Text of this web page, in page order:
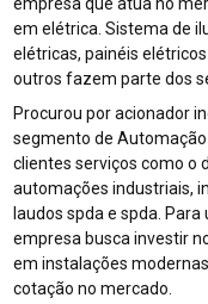
em elétrica. Sistema de
elétricas, painéis
outros fazem parte dos
Procurou por acionador
segmento de
clientes serviços como o
automações industriais,
laudos spda e spda.
empresa busca investir
em instalações
cotação no mercado.